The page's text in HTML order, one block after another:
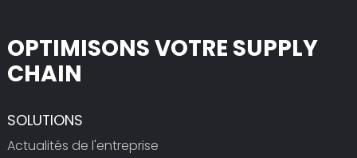
OPTIMISONS VOTRE SUPPLY
CHAIN
SOLUTIONS
Actualités de l'entreprise